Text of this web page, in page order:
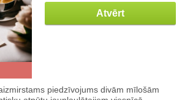
Atvērt
piedzīvojums divām mīlošām